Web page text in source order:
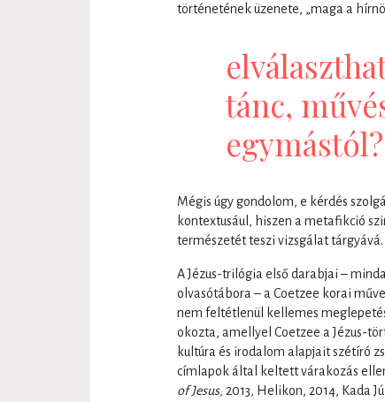
történetének üzenete, „maga a
tánc,
egymástól?
Mégis úgy gondolom, e kérdés
kontextusául, hiszen a metafikció
természetét teszi vizsgálat
A Jézus-trilógia első darabjai –
olvasótábora – a Coetzee korai
nem feltétlenül kellemes
okozta, amellyel Coetzee a Jézus-
kultúra és irodalom alapjait szétíró
címlapok által keltett várakozás
of Jesus, 2013, Helikon, 2014, Kada